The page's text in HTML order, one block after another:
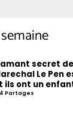
secret
Le Pen
ils ont un
Partages